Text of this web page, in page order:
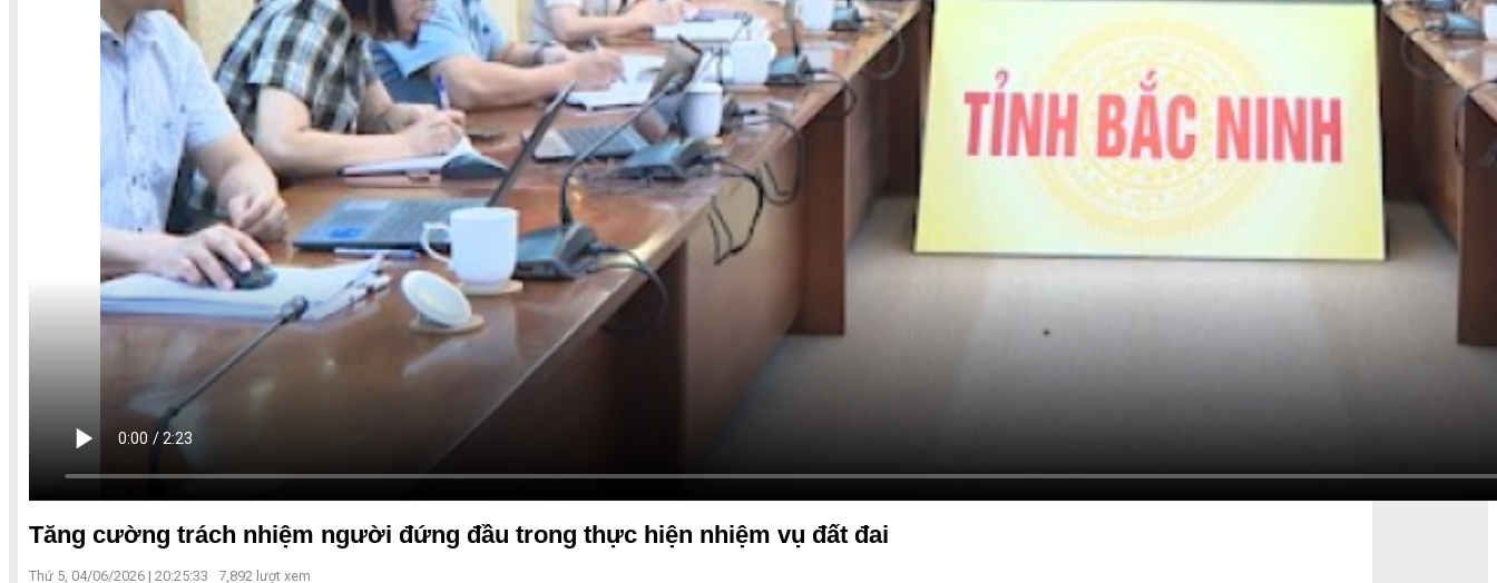
Tăng cường trách nhiệm người đứng đầu trong thực hiện nhiệm vụ đất đai
Thứ 5, 04/06/2026 | 20:25:33 7,892 lượt xem